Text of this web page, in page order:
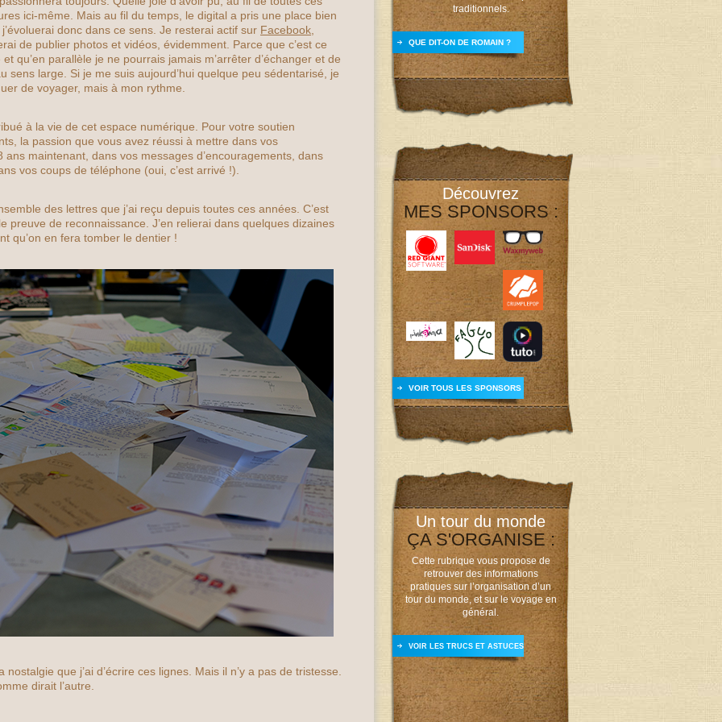
ici-même. Mais au fil du temps, le digital a pris une place bien
donc dans ce sens. Je resterai actif sur Facebook
de publier photos et vidéos, évidemment. Parce que c’est ce
qu’en parallèle je ne pourrais jamais m’arrêter d’échanger et de
sens large. Si je me suis aujourd’hui quelque peu sédentarisé, je
de voyager, mais à mon rythme.
à la vie de cet espace numérique. Pour votre soutien
la passion que vous avez réussi à mettre dans vos
maintenant, dans vos messages d’encouragements, dans
vos coups de téléphone (oui, c’est arrivé !).
des lettres que j’ai reçu depuis toutes ces années. C’est
preuve de reconnaissance. J’en relierai dans quelques dizaines
qu’on en fera tomber le dentier !
que j’ai d’écrire ces lignes. Mais il n’y a pas de tristesse.
dirait l’autre.
traditionnels.
QUE DIT-ON DE ROMAIN ?
Découvrez
MES SPONSORS :
VOIR TOUS LES SPONSORS
Un tour du monde
ÇA S'ORGANISE :
Cette rubrique vous propose de
retrouver des informations
pratiques sur l’organisation d’un
tour du monde, et sur le voyage en
général.
VOIR LES TRUCS ET ASTUCES